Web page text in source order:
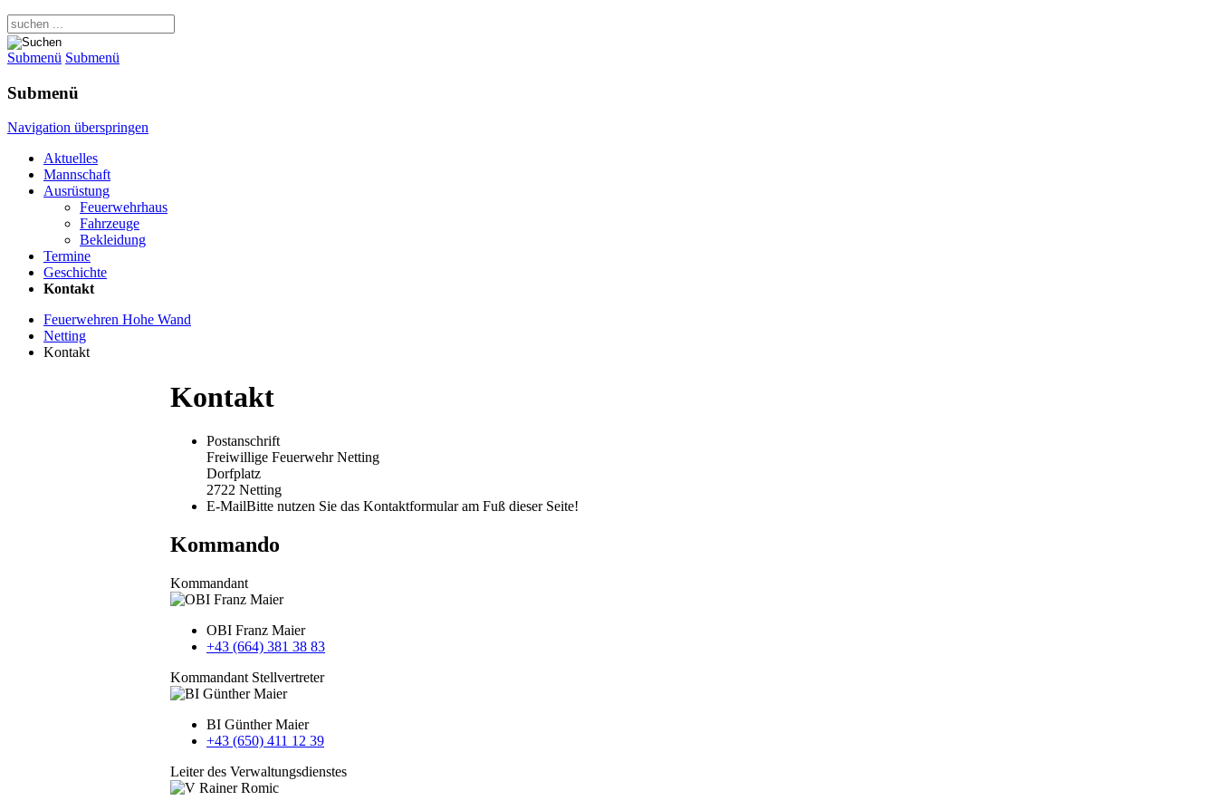
Submenü Submenü
Submenü
Navigation überspringen
Aktuelles
Mannschaft
Ausrüstung
Feuerwehrhaus
Fahrzeuge
Bekleidung
Termine
Geschichte
Kontakt
Feuerwehren Hohe Wand
Netting
Kontakt
Kontakt
Postanschrift
Freiwillige Feuerwehr Netting
Dorfplatz
2722 Netting
E-MailBitte nutzen Sie das Kontaktformular am Fuß dieser Seite!
Kommando
Kommandant
OBI Franz Maier
+43 (664) 381 38 83
Kommandant Stellvertreter
BI Günther Maier
+43 (650) 411 12 39
Leiter des Verwaltungsdienstes